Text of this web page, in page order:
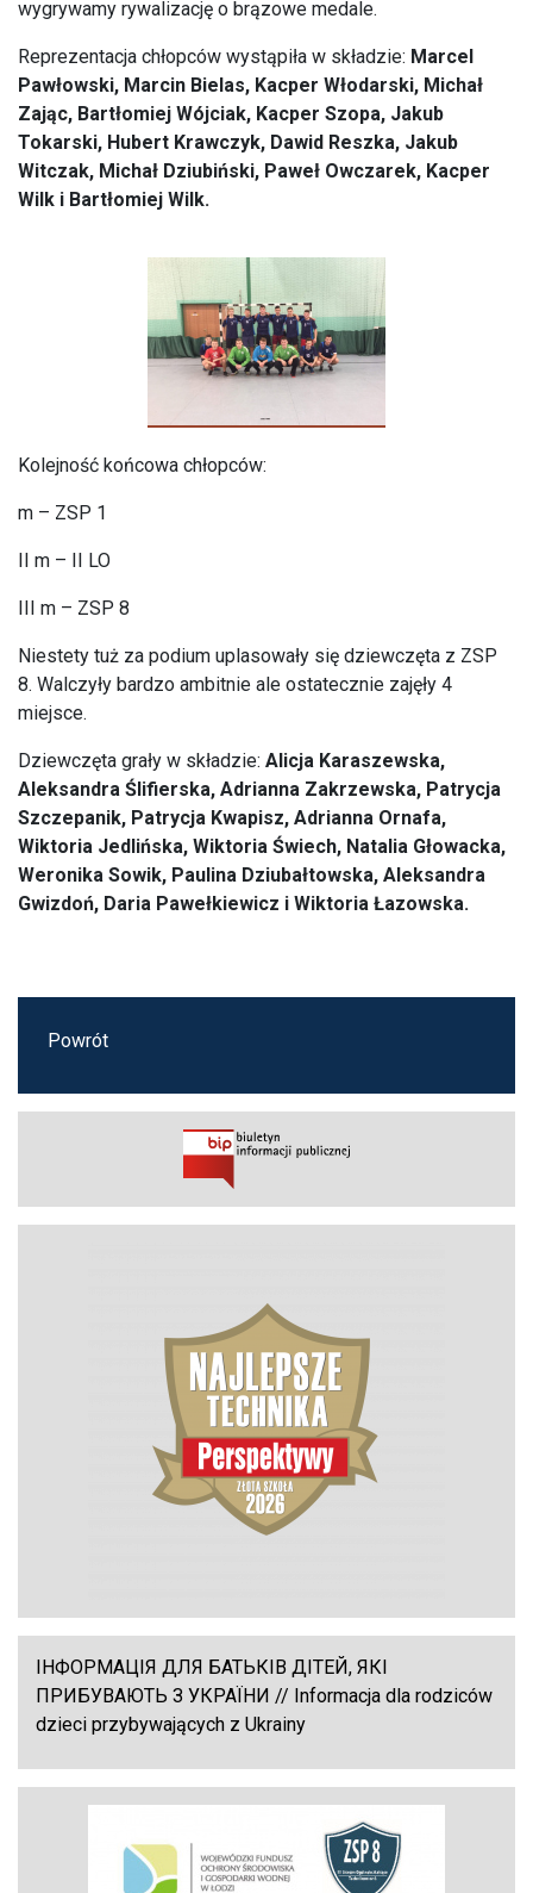
wygrywamy rywalizację o brązowe medale.
Reprezentacja chłopców wystąpiła w składzie: Marcel
Pawłowski, Marcin Bielas, Kacper Włodarski, Michał
Zając, Bartłomiej Wójciak, Kacper Szopa, Jakub
Tokarski, Hubert Krawczyk, Dawid Reszka, Jakub
Witczak, Michał Dziubiński, Paweł Owczarek, Kacper
Wilk i Bartłomiej Wilk.
Kolejność końcowa chłopców:
m – ZSP 1
II m – II LO
III m – ZSP 8
Niestety tuż za podium uplasowały się dziewczęta z ZSP
8. Walczyły bardzo ambitnie ale ostatecznie zajęły 4
miejsce.
Dziewczęta grały w składzie: Alicja Karaszewska,
Aleksandra Ślifierska, Adrianna Zakrzewska, Patrycja
Szczepanik, Patrycja Kwapisz, Adrianna Ornafa,
Wiktoria Jedlińska, Wiktoria Świech, Natalia Głowacka,
Weronika Sowik, Paulina Dziubałtowska, Aleksandra
Gwizdoń, Daria Pawełkiewicz i Wiktoria Łazowska.
Powrót
ІНФОРМАЦІЯ ДЛЯ БАТЬКІВ ДІТЕЙ, ЯКІ
ПРИБУВАЮТЬ З УКРАЇНИ // Informacja dla rodziców
dzieci przybywających z Ukrainy